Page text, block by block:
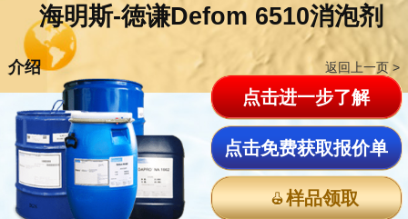
海明斯-徳谦Defom 6510消泡剂
介绍 返回上一页 >
点击进一步了解
点击免费获取报价单
样品领取